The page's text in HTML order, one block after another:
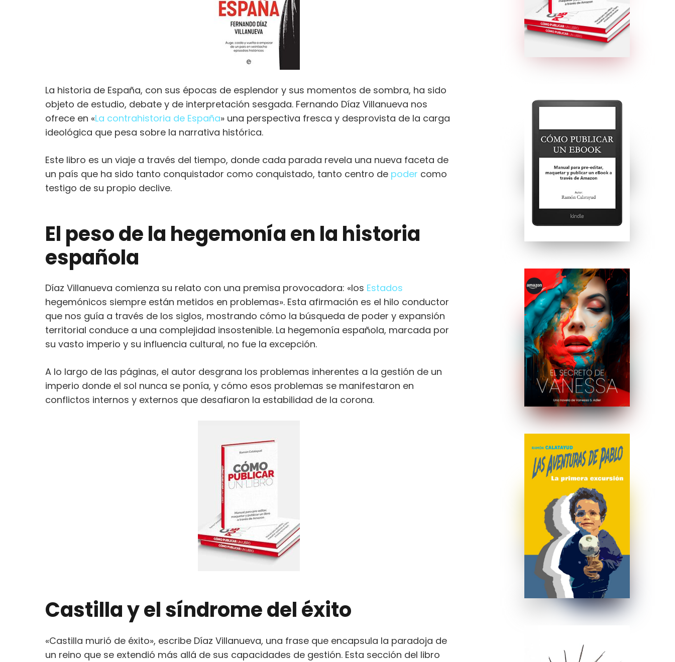
La historia de España, con sus épocas de esplendor y sus momentos de sombra, ha sido
objeto de estudio, debate y de interpretación sesgada. Fernando Díaz Villanueva nos
ofrece en «La contrahistoria de España» una perspectiva fresca y desprovista de la carga
ideológica que pesa sobre la narrativa histórica.
Este libro es un viaje a través del tiempo, donde cada parada revela una nueva faceta de
un país que ha sido tanto conquistador como conquistado, tanto centro de poder como
testigo de su propio declive.
El peso de la hegemonía en la historia
española
Díaz Villanueva comienza su relato con una premisa provocadora: «los Estados
hegemónicos siempre están metidos en problemas». Esta afirmación es el hilo conductor
que nos guía a través de los siglos, mostrando cómo la búsqueda de poder y expansión
territorial conduce a una complejidad insostenible. La hegemonía española, marcada por
su vasto imperio y su influencia cultural, no fue la excepción.
A lo largo de las páginas, el autor desgrana los problemas inherentes a la gestión de un
imperio donde el sol nunca se ponía, y cómo esos problemas se manifestaron en
conflictos internos y externos que desafiaron la estabilidad de la corona.
Castilla y el síndrome del éxito
«Castilla murió de éxito», escribe Díaz Villanueva, una frase que encapsula la paradoja de
un reino que se extendió más allá de sus capacidades de gestión. Esta sección del libro